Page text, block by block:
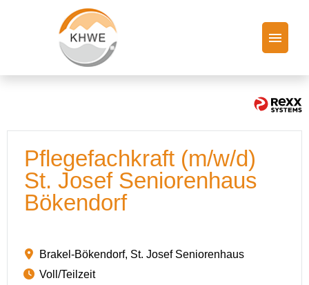
Arbeiten bei der KHWE
FAQPflegefachkraft (m/w/d)
St. Josef Seniorenhaus
Bökendorf
Brakel-Bökendorf, St. Josef Seniorenhaus
Voll/Teilzeit